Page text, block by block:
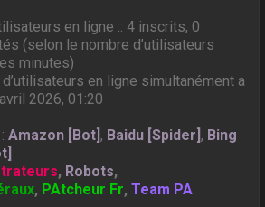
en ligne :: 4 inscrits, 0
(selon le nombre d’utilisateurs
minutes)
en ligne simultanément a
2026, 01:20
:Amazon [Bot], Baidu [Spider], Bing
, Robots,
, PAtcheur Fr,Team PA